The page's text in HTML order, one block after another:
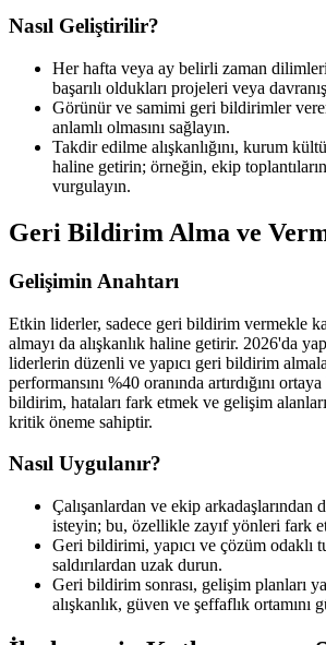
Nasıl Geliştirilir?
Her hafta veya ay belirli zaman
başarılı oldukları projeleri veya
Görünür ve samimi geri bildirimler
anlamlı olmasını sağlayın.
Takdir edilme alışkanlığını, kurum
haline getirin; örneğin, ekip
vurgulayın.
Geri Bildirim Alma ve
Gelişimin Anahtarı
Etkin liderler, sadece geri bildirim vermekle
almayı da alışkanlık haline getirir. 2026'da
liderlerin düzenli ve yapıcı geri bildirim
performansını %40 oranında artırdığını
bildirim, hataları fark etmek ve gelişim
kritik öneme sahiptir.
Nasıl Uygulanır?
Çalışanlardan ve ekip
isteyin; bu, özellikle zayıf yönleri fark
Geri bildirimi, yapıcı ve çözüm odaklı
saldırılardan uzak durun.
Geri bildirim sonrası, gelişim planları
alışkanlık, güven ve şeffaflık ortamını